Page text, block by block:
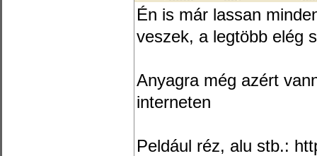
Én is már lassan
veszek, a legtöbb elég
Anyagra még azért
interneten
Peldául réz, alu stb.: